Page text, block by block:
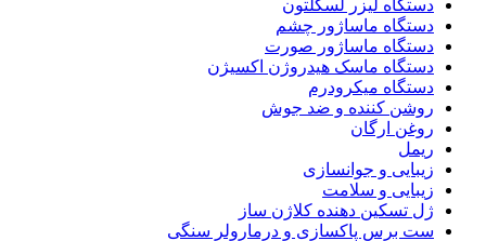
دستگاه لیزر لسکلتون
دستگاه ماساژور چشم
دستگاه ماساژور صورت
دستگاه ماسک هیدروژن اکسیژن
دستگاه میکرودرم
روشن کننده و ضد جوش
روغن ارگان
ریمل
زیبایی و جوانسازی
زیبایی و سلامت
ژل تسکین دهنده کلاژن ساز
ست برس پاکسازی و درمارولر سنگی